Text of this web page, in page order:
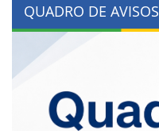
QUADRO DE AVISOS